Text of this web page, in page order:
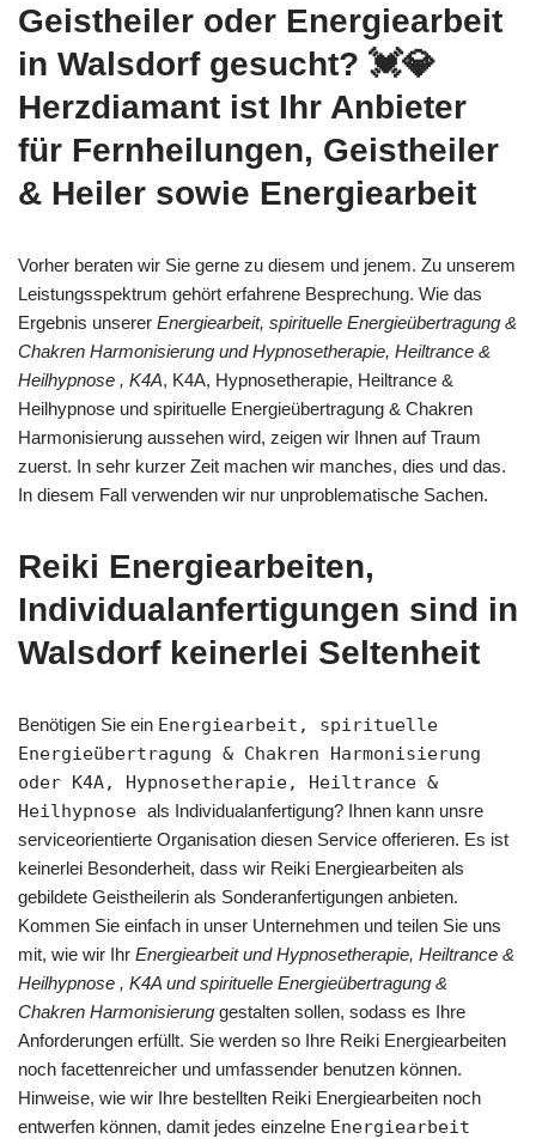
Geistheiler oder Energiearbeit
in Walsdorf gesucht? 💓️💎
Herzdiamant ist Ihr Anbieter
für Fernheilungen, Geistheiler
& Heiler sowie Energiearbeit
Vorher beraten wir Sie gerne zu diesem und jenem. Zu unserem
Leistungsspektrum gehört erfahrene Besprechung. Wie das
Ergebnis unserer Energiearbeit, spirituelle Energieübertragung &
Chakren Harmonisierung und Hypnosetherapie, Heiltrance &
Heilhypnose , K4A, K4A, Hypnosetherapie, Heiltrance &
Heilhypnose und spirituelle Energieübertragung & Chakren
Harmonisierung aussehen wird, zeigen wir Ihnen auf Traum
zuerst. In sehr kurzer Zeit machen wir manches, dies und das.
In diesem Fall verwenden wir nur unproblematische Sachen.
Reiki Energiearbeiten,
Individualanfertigungen sind in
Walsdorf keinerlei Seltenheit
Benötigen Sie ein Energiearbeit, spirituelle
Energieübertragung & Chakren Harmonisierung
oder K4A, Hypnosetherapie, Heiltrance &
Heilhypnose als Individualanfertigung? Ihnen kann unsre
serviceorientierte Organisation diesen Service offerieren. Es ist
keinerlei Besonderheit, dass wir Reiki Energiearbeiten als
gebildete Geistheilerin als Sonderanfertigungen anbieten.
Kommen Sie einfach in unser Unternehmen und teilen Sie uns
mit, wie wir Ihr Energiearbeit und Hypnosetherapie, Heiltrance &
Heilhypnose , K4A und spirituelle Energieübertragung &
Chakren Harmonisierung gestalten sollen, sodass es Ihre
Anforderungen erfüllt. Sie werden so Ihre Reiki Energiearbeiten
noch facettenreicher und umfassender benutzen können.
Hinweise, wie wir Ihre bestellten Reiki Energiearbeiten noch
entwerfen können, damit jedes einzelne Energiearbeit